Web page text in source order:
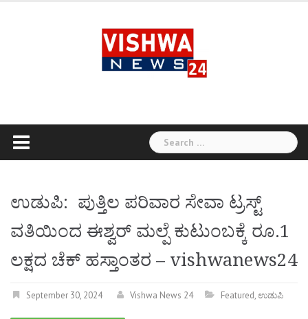
Search
for:
ಉಡುಪಿ: ಪುತ್ತಿಲ ಪರಿವಾರ ಸೇವಾ ಟ್ರಸ್ಟ್
ವತಿಯಿಂದ ಈಶ್ವರ್ ಮಲ್ಪೆ ಕುಟುಂಬಕ್ಕೆ ರೂ.1
ಲಕ್ಷದ ಚೆಕ್ ಹಸ್ತಾಂತರ – vishwanews24
September 30, 2024 Vishwa News 24 Featured,ಉಡುಪಿ